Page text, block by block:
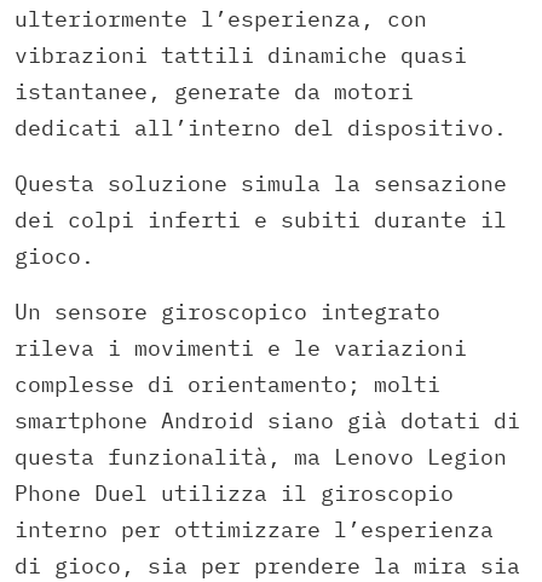
ulteriormente l’esperienza, con
vibrazioni tattili dinamiche quasi
istantanee, generate da motori
dedicati all’interno del dispositivo.
Questa soluzione simula la sensazione
dei colpi inferti e subiti durante il
gioco.
Un sensore giroscopico integrato
rileva i movimenti e le variazioni
complesse di orientamento; molti
smartphone Android siano già dotati di
questa funzionalità, ma Lenovo Legion
Phone Duel utilizza il giroscopio
interno per ottimizzare l’esperienza
di gioco, sia per prendere la mira sia